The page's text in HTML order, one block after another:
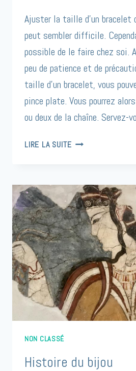
Ajuster la taille d’un bracelet
peut sembler difficile.
possible de le faire chez soi.
peu de patience et de
taille d’un bracelet, vous
pince plate. Vous pourrez
ou deux de la chaîne. Servez-
LIRE LA SUITECOMMENT
D’UN
BRACELET
OU
D’UNE
BAGUE
NON CLASSÉ
Histoire du bijou